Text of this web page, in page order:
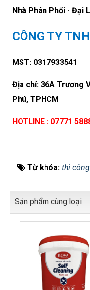
Nhà Phân Phối - Đại
CÔNG TY
MST: 0317933541
Địa chỉ: 36A Trương
Phú, TPHCM
HOTLINE : 07771
Từ khóa: thi công
Sản phẩm cùng loại